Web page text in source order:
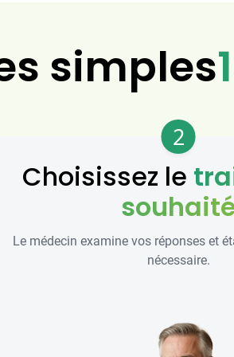
simples
2
Choisissez le
Le médecin examine vos réponses et
nécessaire.